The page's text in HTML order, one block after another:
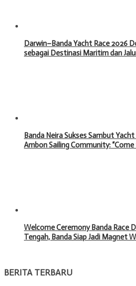
Darwin–Banda Yacht Race 2026
sebagai Destinasi Maritim dan
Banda Neira Sukses Sambut
Ambon Sailing Community:
Welcome Ceremony Banda Race
Tengah, Banda Siap Jadi Magnet
BERITA TERBARU